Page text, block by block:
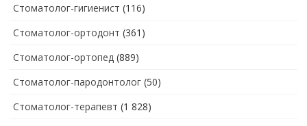
Стоматолог-гигиенист (116)
Стоматолог-ортодонт (361)
Стоматолог-ортопед (889)
Стоматолог-пародонтолог (50)
Стоматолог-терапевт (1 828)